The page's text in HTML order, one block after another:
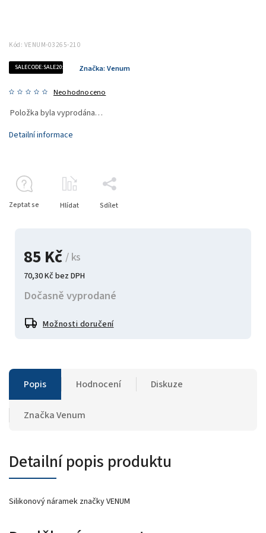
Kód: VENUM-03265-210
SALECODE:SALE20:20:%
Neohodnoceno
Značka: Venum
85 Kč/ ks
70,30 Kč bez DPH
Dočasně vyprodané
Možnosti doručení
Položka byla vyprodána…
Detailní informace
Zeptat se Hlídat Sdílet
Popis Hodnocení Diskuze
ZnačkaVenum
Detailní popis produktu
Silikonový náramek značky VENUM